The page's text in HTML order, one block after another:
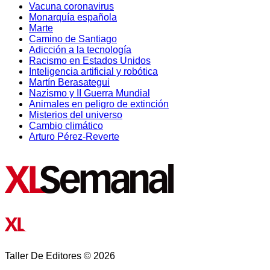
Vacuna coronavirus
Monarquía española
Marte
Camino de Santiago
Adicción a la tecnología
Racismo en Estados Unidos
Inteligencia artificial y robótica
Martín Berasategui
Nazismo y II Guerra Mundial
Animales en peligro de extinción
Misterios del universo
Cambio climático
Arturo Pérez-Reverte
Taller De Editores © 2026